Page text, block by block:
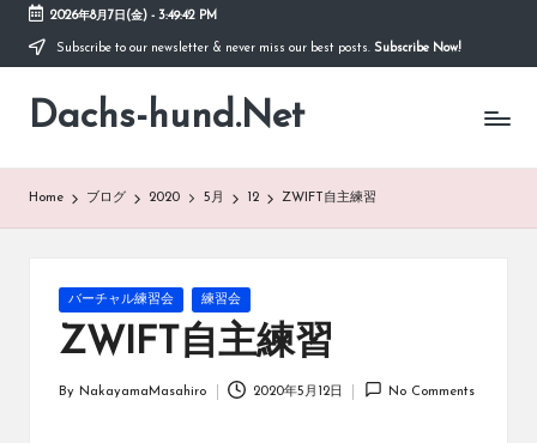
Skip
content
2026年8月7日(金)- 3:49:42 PM
Subscribe to our newsletter & never miss our best posts. Subscribe Now!
Dachs-hund.Net
Home ブログ 2020 5月 12 ZWIFT自主練習
Posted
in
バーチャル練習会 練習会
ZWIFT自主練習
By NakayamaMasahiro 2020年5月12日 No Comments